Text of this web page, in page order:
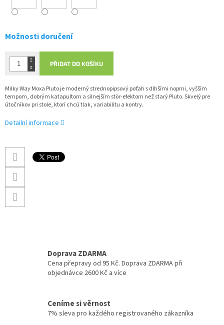
Možnosti doručení
PŘIDAT DO KOŠÍKU
Milky Way Moxa Pluto je moderný strednopipsový poťah s dlhšími nopmi, vyšším
tempom, dobrým katapultom a silnejším stör-efektom než starý Pluto. Skvelý pre
útočníkov pri stole, ktorí chcú tlak, variabilitu a kontry.
Detailní informace
Doprava ZDARMA
Cena přepravy od 95 Kč. Doprava ZDARMA při
objednávce 2600 Kč a více
Ceníme si věrnost
7% sleva pro každého registrovaného zákazníka